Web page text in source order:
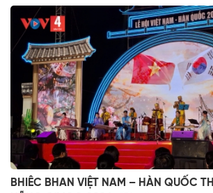
BHIÊC BHAN VIỆT NAM – HÀN QUỐC